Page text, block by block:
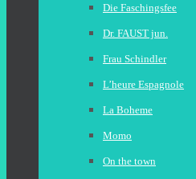
Die Faschingsfee
Dr. FAUST jun.
Frau Schindler
L’heure Espagnole
La Boheme
Momo
On the town